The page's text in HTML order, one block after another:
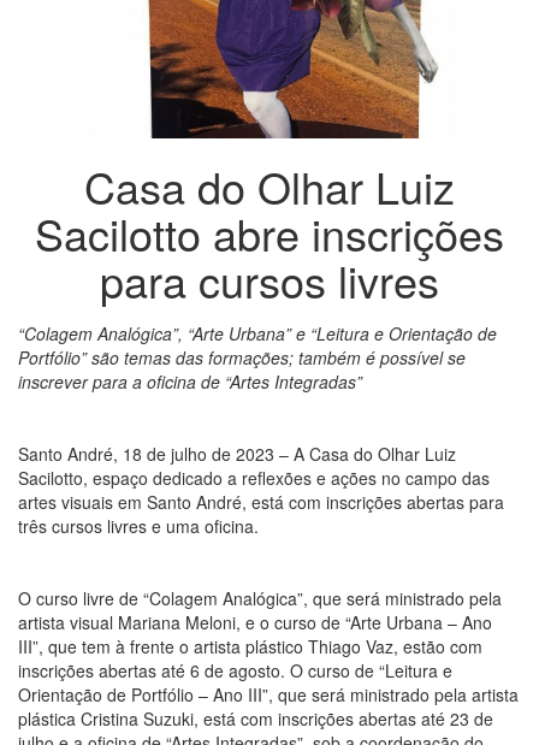
Casa do Olhar Luiz
Sacilotto abre inscrições
para cursos livres
“Colagem Analógica”, “Arte Urbana” e “Leitura e Orientação de
Portfólio” são temas das formações; também é possível se
inscrever para a oficina de “Artes Integradas”
Santo André, 18 de julho de 2023 – A Casa do Olhar Luiz
Sacilotto, espaço dedicado a reflexões e ações no campo das
artes visuais em Santo André, está com inscrições abertas para
três cursos livres e uma oficina.
O curso livre de “Colagem Analógica”, que será ministrado pela
artista visual Mariana Meloni, e o curso de “Arte Urbana – Ano
III”, que tem à frente o artista plástico Thiago Vaz, estão com
inscrições abertas até 6 de agosto. O curso de “Leitura e
Orientação de Portfólio – Ano III”, que será ministrado pela artista
plástica Cristina Suzuki, está com inscrições abertas até 23 de